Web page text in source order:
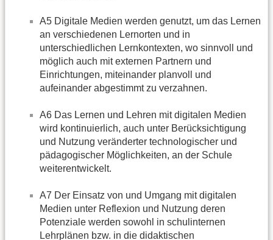
A5 Digitale Medien werden genutzt, um das Lernen
an verschiedenen Lernorten und in
unterschiedlichen Lernkontexten, wo sinnvoll und
möglich auch mit externen Partnern und
Einrichtungen, miteinander planvoll und
aufeinander abgestimmt zu verzahnen.
A6 Das Lernen und Lehren mit digitalen Medien
wird kontinuierlich, auch unter Berücksichtigung
und Nutzung veränderter technologischer und
pädagogischer Möglichkeiten, an der Schule
weiterentwickelt.
A7 Der Einsatz von und Umgang mit digitalen
Medien unter Reflexion und Nutzung deren
Potenziale werden sowohl in schulinternen
Lehrplänen bzw. in die didaktischen